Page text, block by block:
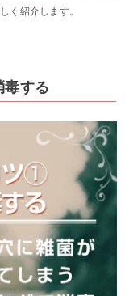
く紹介します。
毒する